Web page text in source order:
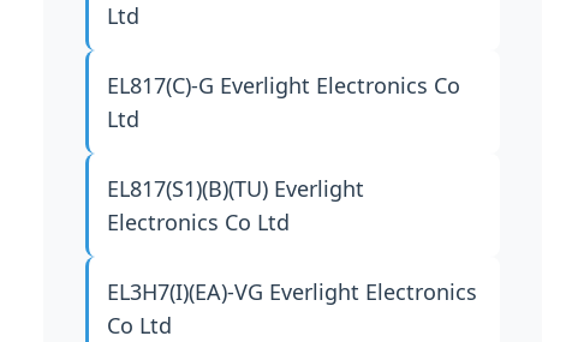
Ltd
EL817(C)-G Everlight Electronics Co
Ltd
EL817(S1)(B)(TU) Everlight
Electronics Co Ltd
EL3H7(I)(EA)-VG Everlight Electronics
Co Ltd